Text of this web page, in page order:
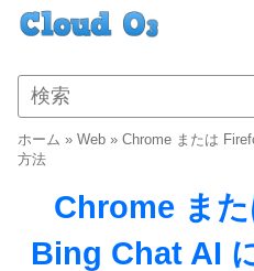
ホーム » Web » Chrome または
方法
Chrome ま
Bing Chat AI